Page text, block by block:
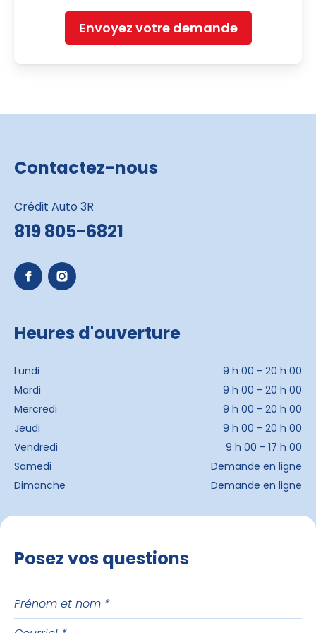
Envoyez votre demande
Contactez-nous
Crédit Auto 3R
819 805-6821
Heures d'ouverture
Lundi
9 h 00 - 20 h 00
Mardi
9 h 00 - 20 h 00
Mercredi
9 h 00 - 20 h 00
Jeudi
9 h 00 - 20 h 00
Vendredi
9 h 00 - 17 h 00
Samedi
Demande en ligne
Dimanche
Demande en ligne
Posez vos questions
Prénom
Courriel